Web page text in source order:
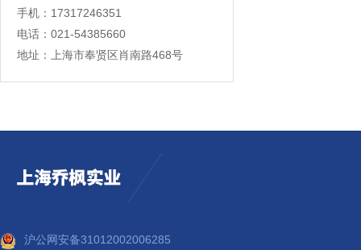
手机：17317246351
电话：021-54385660
地址：上海市奉贤区肖南路468号
沪公网安备31012002006285